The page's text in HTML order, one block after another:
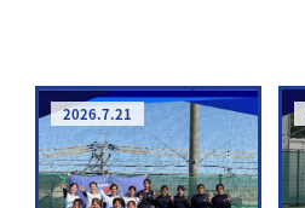
2026.7.21